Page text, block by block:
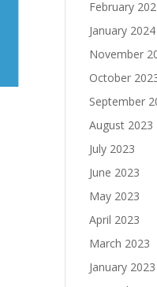
February
January 2024
November
October
September
August 2023
July 2023
June 2023
May 2023
April 2023
March 2023
January 2023